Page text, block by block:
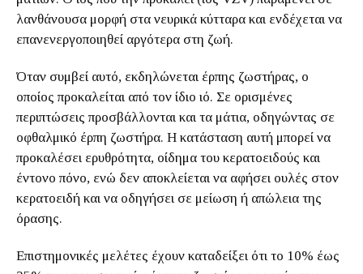
λανθάνουσα μορφή στα νευρικά κύτταρα και ενδέχεται να
επανενεργοποιηθεί αργότερα στη ζωή.
Όταν συμβεί αυτό, εκδηλώνεται έρπης ζωστήρας, ο
οποίος προκαλείται από τον ίδιο ιό. Σε ορισμένες
περιπτώσεις προσβάλλονται και τα μάτια, οδηγώντας σε
οφθαλμικό έρπη ζωστήρα. Η κατάσταση αυτή μπορεί να
προκαλέσει ερυθρότητα, οίδημα του κερατοειδούς και
έντονο πόνο, ενώ δεν αποκλείεται να αφήσει ουλές στον
κερατοειδή και να οδηγήσει σε μείωση ή απώλεια της
όρασης.
Επιστημονικές μελέτες έχουν καταδείξει ότι το 10% έως